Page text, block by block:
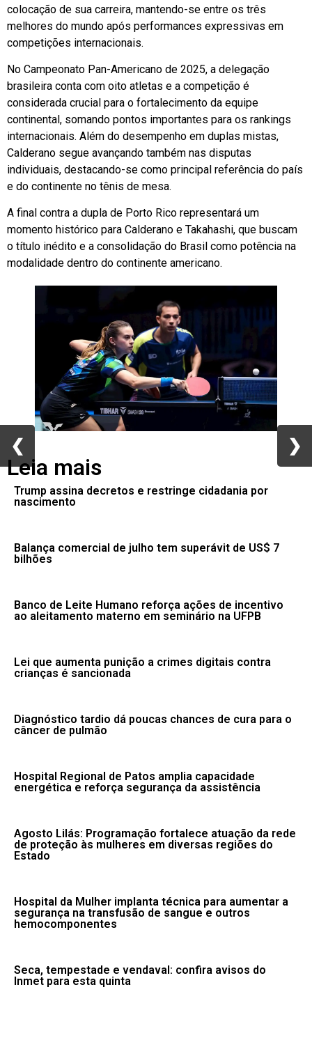
colocação de sua carreira, mantendo-se entre os três
melhores do mundo após performances expressivas em
competições internacionais.
No Campeonato Pan-Americano de 2025, a delegação
brasileira conta com oito atletas e a competição é
considerada crucial para o fortalecimento da equipe
continental, somando pontos importantes para os rankings
internacionais. Além do desempenho em duplas mistas,
Calderano segue avançando também nas disputas
individuais, destacando-se como principal referência do país
e do continente no tênis de mesa.
A final contra a dupla de Porto Rico representará um
momento histórico para Calderano e Takahashi, que buscam
o título inédito e a consolidação do Brasil como potência na
modalidade dentro do continente americano.
Leia mais
Trump assina decretos e restringe cidadania por
nascimento
Balança comercial de julho tem superávit de US$ 7
bilhões
Banco de Leite Humano reforça ações de incentivo
ao aleitamento materno em seminário na UFPB
Lei que aumenta punição a crimes digitais contra
crianças é sancionada
Diagnóstico tardio dá poucas chances de cura para o
câncer de pulmão
Hospital Regional de Patos amplia capacidade
energética e reforça segurança da assistência
Agosto Lilás: Programação fortalece atuação da rede
de proteção às mulheres em diversas regiões do
Estado
Hospital da Mulher implanta técnica para aumentar a
segurança na transfusão de sangue e outros
hemocomponentes
Seca, tempestade e vendaval: confira avisos do
Inmet para esta quinta
❮ ❯
❮ ❯